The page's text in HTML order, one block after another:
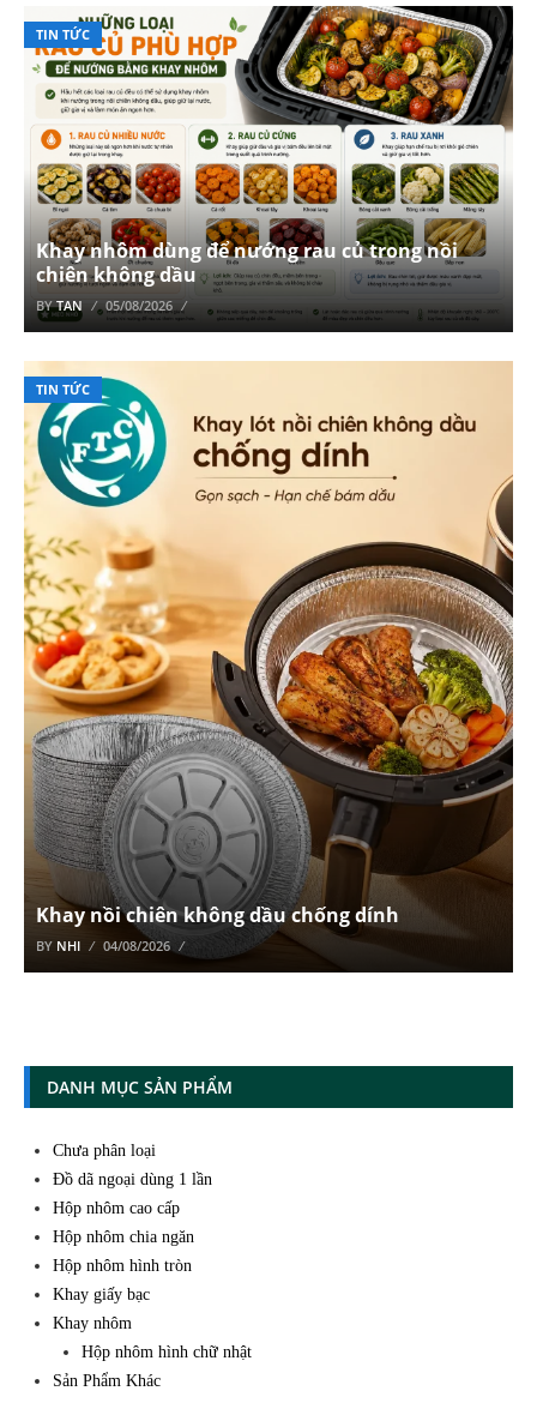
TIN TỨC
Khay nhôm dùng để nướng rau củ trong nồi
chiên không dầu
BYTAN 05/08/2026
TIN TỨC
Khay nồi chiên không dầu chống dính
BY NHI 04/08/2026
DANH MỤC SẢN PHẨM
Chưa phân loại
Đồ dã ngoại dùng 1 lần
Hộp nhôm cao cấp
Hộp nhôm chia ngăn
Hộp nhôm hình tròn
Khay giấy bạc
Khay nhôm
Hộp nhôm hình chữ nhật
Sản Phẩm Khác